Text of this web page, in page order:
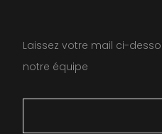
Laissez votre mail ci-
notre équipe